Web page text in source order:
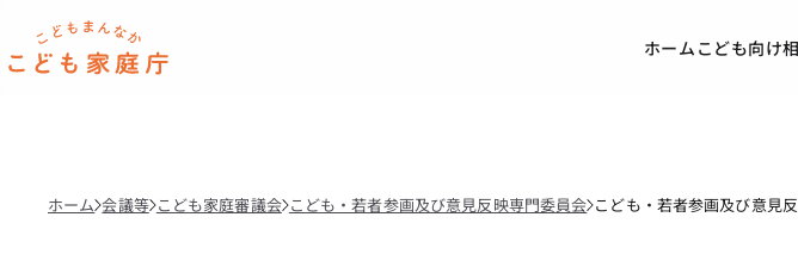
ホーム こども向け
ホーム 会議等 こども家庭審議会 こども・若者参画及び意見反映専門委員会 こども・若者参画及び意見